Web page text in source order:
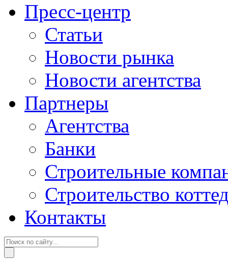
Пресс-центр
Статьи
Новости рынка
Новости агентства
Партнеры
Агентства
Банки
Строительные
Строительство
Контакты